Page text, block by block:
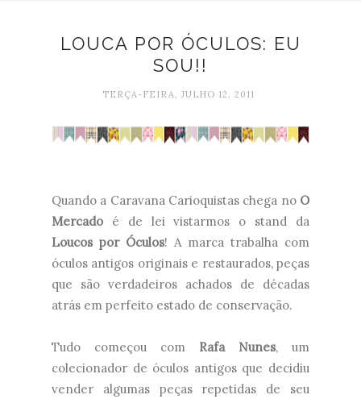
LOUCA POR ÓCULOS: EU
SOU!!
TERÇA-FEIRA, JULHO 12, 2011
Quando a Caravana Carioquistas chega no O
Mercado é de lei vistarmos o stand da
Loucos por Óculos! A marca trabalha com
óculos antigos originais e restaurados, peças
que são verdadeiros achados de décadas
atrás em perfeito estado de conservação.
Tudo começou com Rafa Nunes, um
colecionador de óculos antigos que decidiu
vender algumas peças repetidas de seu